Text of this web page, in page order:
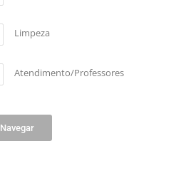
Limpeza
Atendimento/Professores
Navegar